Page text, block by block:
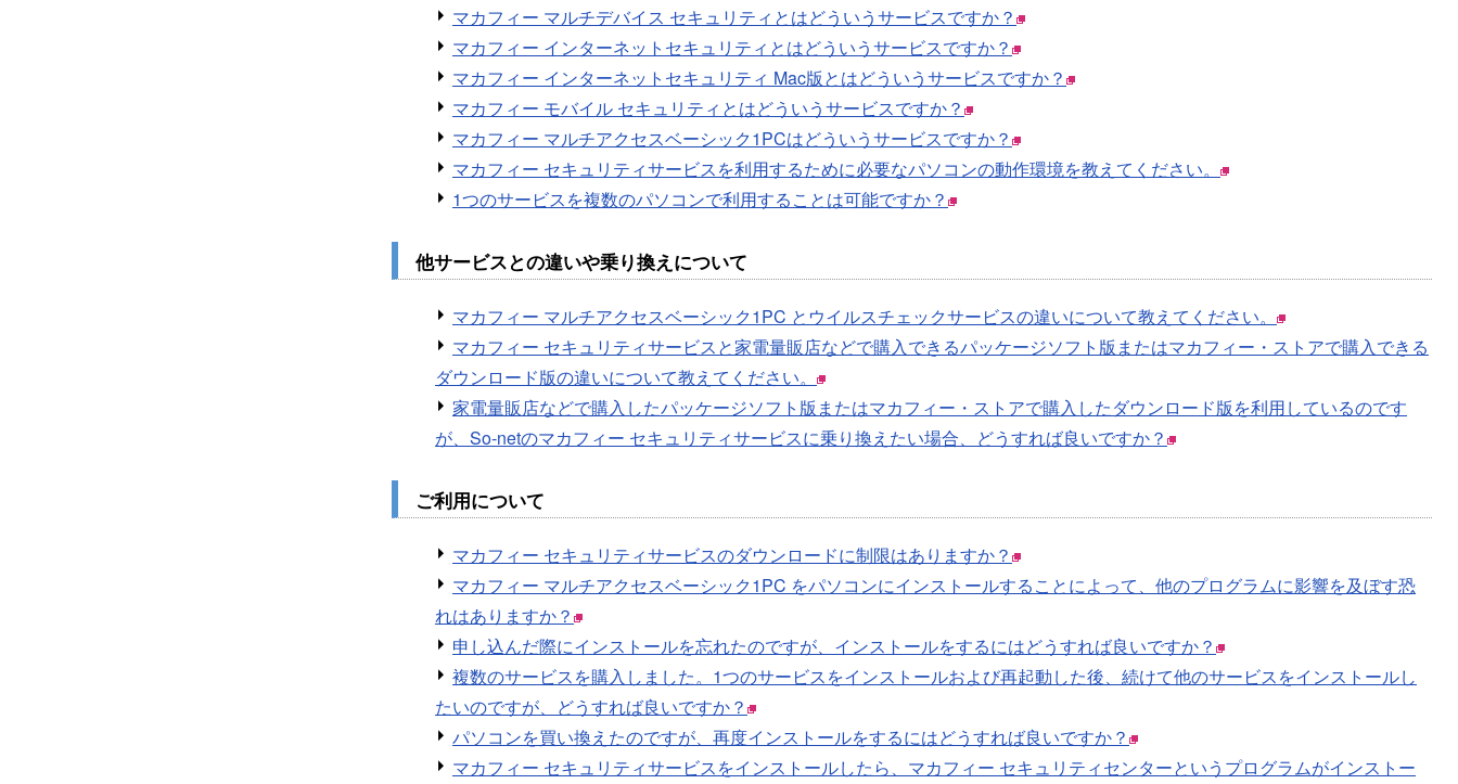
マカフィー マルチデバイス セキュリティとはどういうサービスですか？
マカフィー インターネットセキュリティとはどういうサービスですか？
マカフィー インターネットセキュリティ Mac版とはどういうサービスですか？
マカフィー モバイル セキュリティとはどういうサービスですか？
マカフィー マルチアクセスベーシック1PCはどういうサービスですか？
マカフィー セキュリティサービスを利用するために必要なパソコンの動作環境を教えてください。
1つのサービスを複数のパソコンで利用することは可能ですか？
他サービスとの違いや乗り換えについて
マカフィー マルチアクセスベーシック1PC とウイルスチェックサービスの違いについて教えてください。
マカフィー セキュリティサービスと家電量販店などで購入できるパッケージソフト版またはマカフィー・ストアで購入できる
ダウンロード版の違いについて教えてください。
家電量販店などで購入したパッケージソフト版またはマカフィー・ストアで購入したダウンロード版を利用しているのです
が、So-netのマカフィー セキュリティサービスに乗り換えたい場合、どうすれば良いですか？
ご利用について
マカフィー セキュリティサービスのダウンロードに制限はありますか？
マカフィー マルチアクセスベーシック1PC をパソコンにインストールすることによって、他のプログラムに影響を及ぼす恐
れはありますか？
申し込んだ際にインストールを忘れたのですが、インストールをするにはどうすれば良いですか？
複数のサービスを購入しました。1つのサービスをインストールおよび再起動した後、続けて他のサービスをインストールし
たいのですが、どうすれば良いですか？
パソコンを買い換えたのですが、再度インストールをするにはどうすれば良いですか？
マカフィー セキュリティサービスをインストールしたら、マカフィー セキュリティセンターというプログラムがインストー